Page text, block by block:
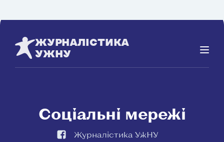
ЖУРНАЛІСТИКА
УЖНУ
Соціальні мережі
Журналістика УжНУ